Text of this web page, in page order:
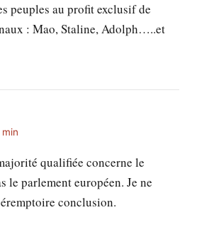
peuples au profit exclusif de
: Mao, Staline, Adolph…..et
qualifiée concerne le
le parlement européen. Je ne
conclusion.